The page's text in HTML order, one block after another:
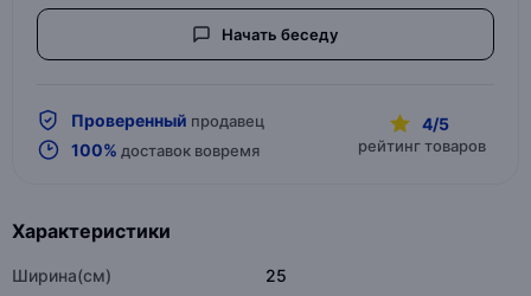
Начать беседу
Проверенный продавец
100% доставок вовремя
4/5
рейтинг товаров
Характеристики
Ширина(см) 25